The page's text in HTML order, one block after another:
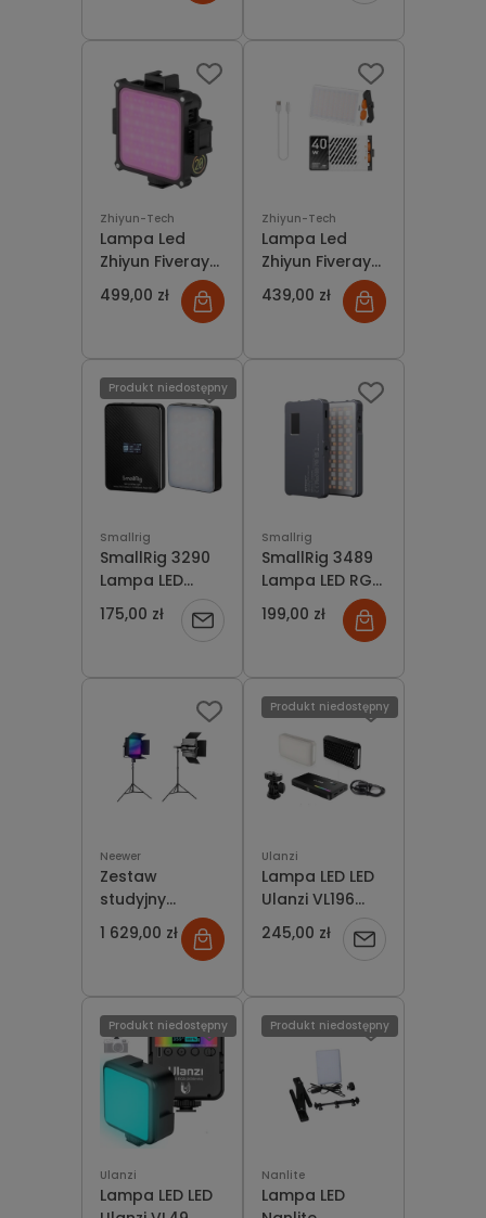
dostępności
Zhiyun-Tech
Lampa Led
Zhiyun Fiveray
M20C (RGB)
Pocket Light
499,00 zł
Zhiyun-Tech
Lampa Led
Zhiyun Fiveray
M40 40W
Mocna
kompaktowa
439,00 zł
Smallrig
SmallRig 3290
Lampa LED
RM75 Video
Light RGBWW
175,00 zł
Produkt niedostępny
Powiadom
dostępności
Smallrig
SmallRig 3489
Lampa LED RGB
P96L Video
Light
199,00 zł
Neewer
Zestaw
studyjny
Neewer
RGB1200 LED
60W + statywy
+ wrota
1 629,00 zł
Ulanzi
Lampa LED LED
Ulanzi VL196
RGB
245,00 zł
Produkt niedostępny
Powiadom
dostępności
Ulanzi
Lampa LED LED
Produkt niedostępny
Nanlite
Lampa LED
Produkt niedostępny